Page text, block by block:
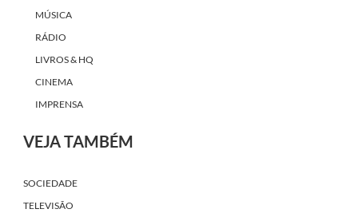
MÚSICA
RÁDIO
LIVROS & HQ
CINEMA
IMPRENSA
VEJA TAMBÉM
SOCIEDADE
TELEVISÃO